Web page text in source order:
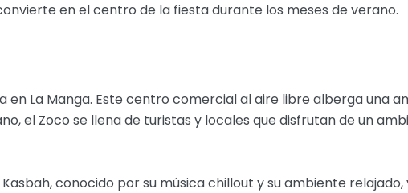
en el centro de la fiesta durante los meses de verano.
en La Manga. Este centro comercial al aire libre alberga una
el Zoco se llena de turistas y locales que disfrutan de un
conocido por su música chillout y su ambiente relajado,